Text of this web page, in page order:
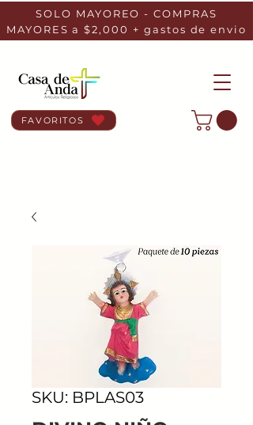
SOLO MAYOREO - COMPRAS
MAYORES a $2,000 + gastos de envio
FAVORITOS
SKU: BPLAS03